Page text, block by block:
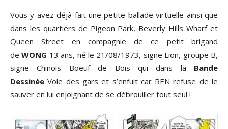
Vous y avez déjà fait une petite ballade virtuelle ainsi que
dans les quartiers de Pigeon Park, Beverly Hills Wharf et
Queen Street en compagnie de ce petit brigand
deWONG 13 ans, né le 21/08/1973, signe Lion, groupe B,
signe Chinois Boeuf de Bois qui dans la Bande
Dessinée Vole des gars et s’enfuit car REN refuse de le
sauver en lui enjoignant de se débrouiller tout seul !